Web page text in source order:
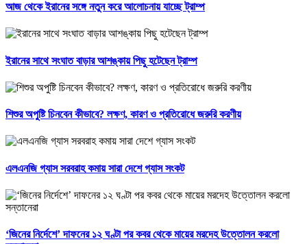
আজ থেকে ইরানের সঙ্গে নতুন করে আলোচনায় যাচ্ছে ট্রাম্প
ইরানের সাথে সংঘাত বাড়ার আশঙ্কায় পিছু হটেছেন ট্রাম্প
শিশুর অপুষ্টি চিনবেন কীভাবে? লক্ষণ, কারণ ও প্রতিরোধে জরুরি করণীয়
এলএনজি গ্যাস সরবরাহ কমায় সারা দেশে গ্যাস সংকট
‘জিনের নির্দেশে’ দাফনের ১২ ঘণ্টা পর কবর থেকে মায়ের মরদেহ উত্তোলন করলো